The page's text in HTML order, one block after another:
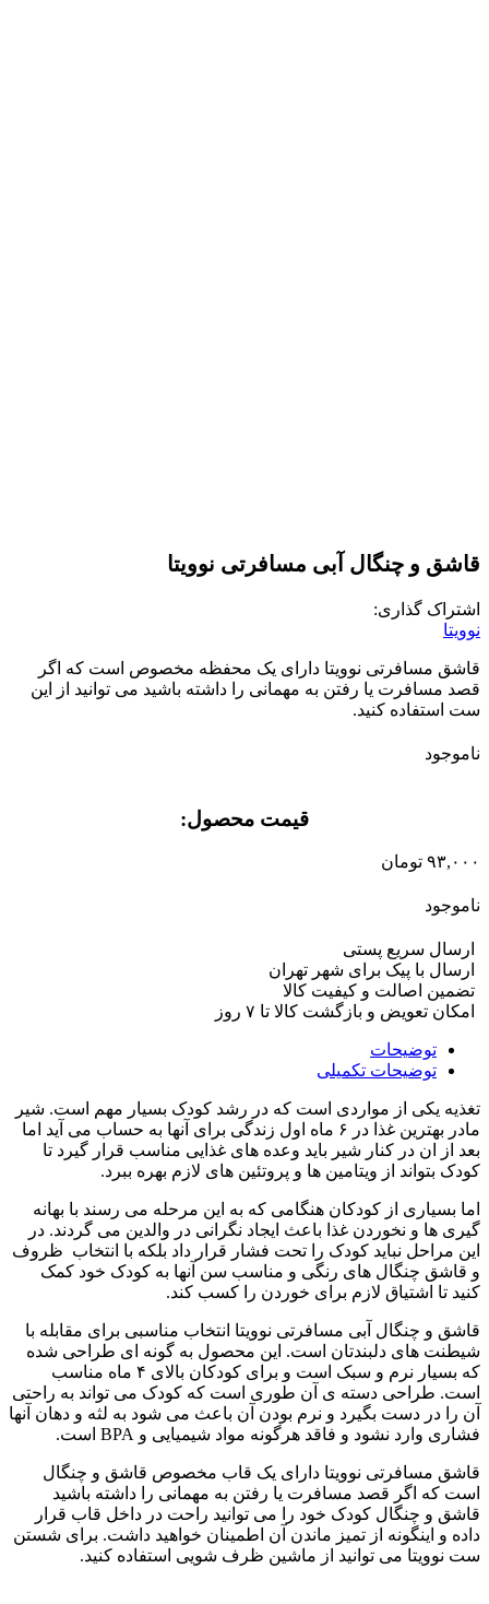
قاشق و چنگال آبی مسافرتی نوویتا
اشتراک گذاری:
نوویتا
قاشق مسافرتی نوویتا دارای یک محفظه مخصوص است که اگر
قصد مسافرت یا رفتن به مهمانی را داشته باشید می توانید از این
ست استفاده کنید.
ناموجود
قیمت محصول:​
۹۳,۰۰۰ تومان
ناموجود
ارسال سریع پستی
ارسال با پیک برای شهر تهران
تضمین اصالت و کیفیت کالا
امکان تعویض و بازگشت کالا تا ۷ روز
توضیحات
توضیحات تکمیلی
تغذیه یکی از مواردی است که در رشد کودک بسیار مهم است. شیر
مادر بهترین غذا در ۶ ماه اول زندگی برای آنها به حساب می آید اما
بعد از ان در کنار شیر باید وعده های غذایی مناسب قرار گیرد تا
کودک بتواند از ویتامین ها و پروتئین های لازم بهره ببرد.
اما بسیاری از کودکان هنگامی که به این مرحله می رسند با بهانه
گیری ها و نخوردن غذا باعث ایجاد نگرانی در والدین می گردند. در
این مراحل نباید کودک را تحت فشار قرار داد بلکه با انتخاب ظروف
و قاشق چنگال های رنگی و مناسب سن آنها به کودک خود کمک
کنید تا اشتیاق لازم برای خوردن را کسب کند.
قاشق و چنگال آبی مسافرتی نوویتا انتخاب مناسبی برای مقابله با
شیطنت های دلبندتان است. این محصول به گونه ای طراحی شده
که بسیار نرم و سبک است و برای کودکان بالای ۴ ماه مناسب
است. طراحی دسته ی آن طوری است که کودک می تواند به راحتی
آن را در دست بگیرد و نرم بودن آن باعث می شود به لثه و دهان آنها
فشاری وارد نشود و فاقد هرگونه مواد شیمیایی و BPA است.
قاشق مسافرتی نوویتا دارای یک قاب مخصوص قاشق و چنگال
است که اگر قصد مسافرت یا رفتن به مهمانی را داشته باشید
قاشق و چنگال کودک خود را می توانید راحت در داخل قاب قرار
داده و اینگونه از تمیز ماندن آن اطمینان خواهید داشت. برای شستن
ست نوویتا می توانید از ماشین ظرف شویی استفاده کنید.